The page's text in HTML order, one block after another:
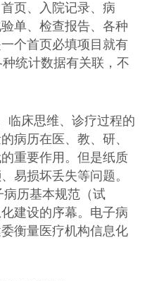
页、入院记录、病
单、检查报告、各种
个首页必填项目就有
统计数据有关联，不
临床思维、诊疗过程的
病历在医、教、研、
重要作用。但是纸质
易损坏丢失等问题。
历基本规范（试
建设的序幕。电子病
衡量医疗机构信息化